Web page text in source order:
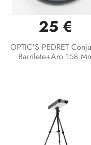
25 €
OPTIC'S PEDRET
Barrilete+aro 158